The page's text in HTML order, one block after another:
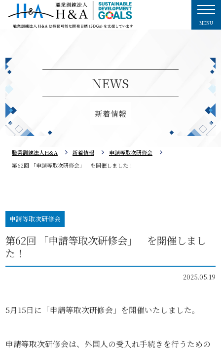
MENU
NEWS
新着情報
職業訓練法人H&A 新着情報
申請等取次研修会
第62回 「申請等取次研修会」 を開催しました！
申請等取次研修会
第62回 「申請等取次研修会」 を開催しまし
た！
2025.05.19
5月15日に「申請等取次研修会」を開催いたしました。
申請等取次研修会は、外国人の受入れ手続きを行うための